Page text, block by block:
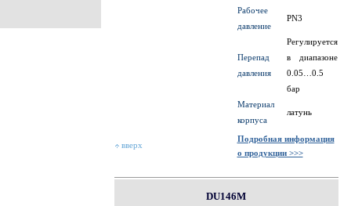
Рабочее
давление
PN3
Перепад
давления
Регулируется
в диапазоне
0.05…0.5
бар
Материал
корпуса
латунь
вверх
Подробная информация
о продукции >>>
DU146M